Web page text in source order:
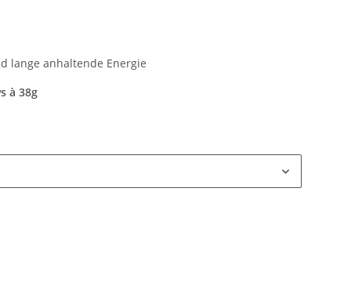
lange anhaltende Energie
à 38g